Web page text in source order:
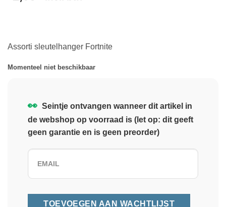
Assorti sleutelhanger Fortnite
Momenteel niet beschikbaar
👀 Seintje ontvangen wanneer dit artikel in
de webshop op voorraad is (let op: dit geeft
geen garantie en is geen preorder)